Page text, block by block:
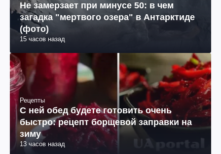
Не замерзает при минусе 50: в чем
загадка "мертвого озера" в Антарктиде
(фото)
15 часов назад
Рецепты
С ней обед будете готовить очень
быстро: рецепт борщевой заправки на
зиму
13 часов назад